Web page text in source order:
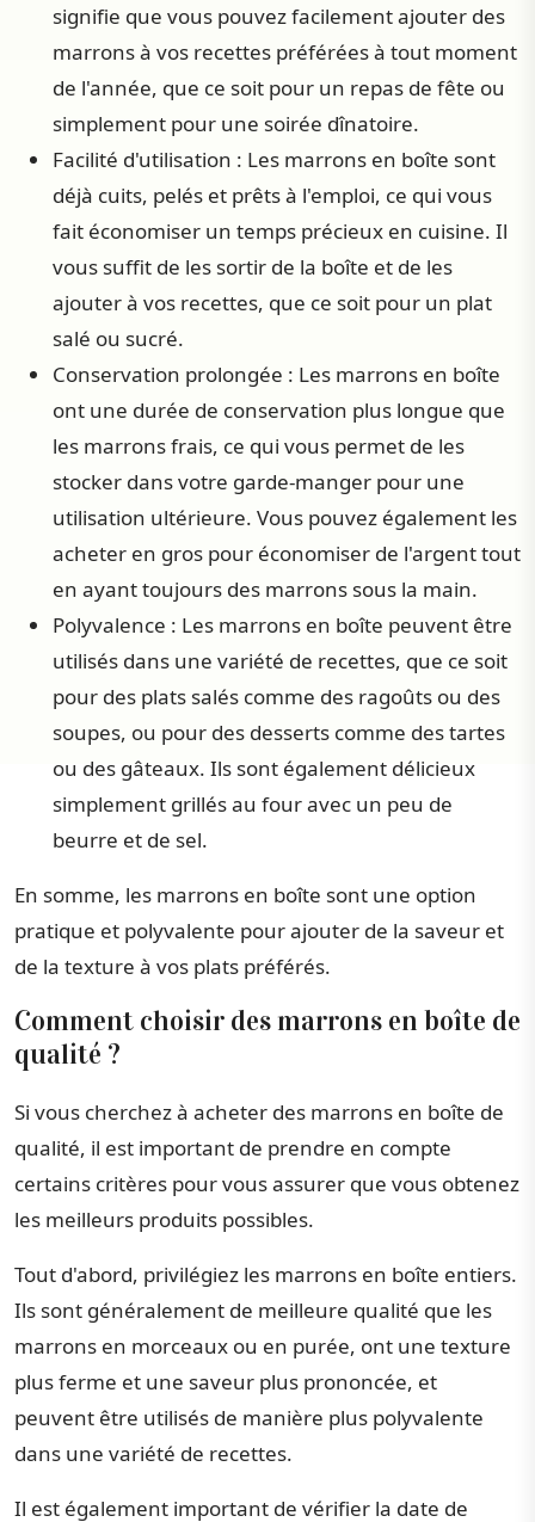
signifie que vous pouvez facilement ajouter des
marrons à vos recettes préférées à tout moment
de l'année, que ce soit pour un repas de fête ou
simplement pour une soirée dînatoire.
Facilité d'utilisation : Les marrons en boîte sont
déjà cuits, pelés et prêts à l'emploi, ce qui vous
fait économiser un temps précieux en cuisine. Il
vous suffit de les sortir de la boîte et de les
ajouter à vos recettes, que ce soit pour un plat
salé ou sucré.
Conservation prolongée : Les marrons en boîte
ont une durée de conservation plus longue que
les marrons frais, ce qui vous permet de les
stocker dans votre garde-manger pour une
utilisation ultérieure. Vous pouvez également les
acheter en gros pour économiser de l'argent tout
en ayant toujours des marrons sous la main.
Polyvalence : Les marrons en boîte peuvent être
utilisés dans une variété de recettes, que ce soit
pour des plats salés comme des ragoûts ou des
soupes, ou pour des desserts comme des tartes
ou des gâteaux. Ils sont également délicieux
simplement grillés au four avec un peu de
beurre et de sel.
En somme, les marrons en boîte sont une option
pratique et polyvalente pour ajouter de la saveur et
de la texture à vos plats préférés.
Comment choisir des marrons en boîte de
qualité ?
Si vous cherchez à acheter des marrons en boîte de
qualité, il est important de prendre en compte
certains critères pour vous assurer que vous obtenez
les meilleurs produits possibles.
Tout d'abord, privilégiez les marrons en boîte entiers.
Ils sont généralement de meilleure qualité que les
marrons en morceaux ou en purée, ont une texture
plus ferme et une saveur plus prononcée, et
peuvent être utilisés de manière plus polyvalente
dans une variété de recettes.
Il est également important de vérifier la date de